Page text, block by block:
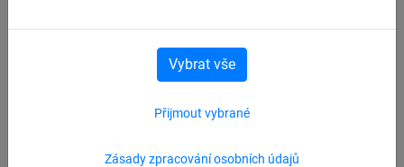
Zásady zpracování osobních údajů
Přijmout vybrané
Vybrat vše